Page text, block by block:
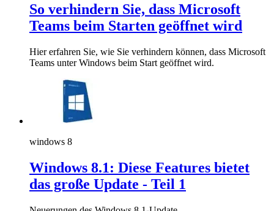
So verhindern Sie, dass Microsoft
Teams beim Starten geöffnet wird
Hier erfahren Sie, wie Sie verhindern können, dass Microsoft
Teams unter Windows beim Start geöffnet wird.
windows 8
Windows 8.1: Diese Features bietet
das große Update - Teil 1